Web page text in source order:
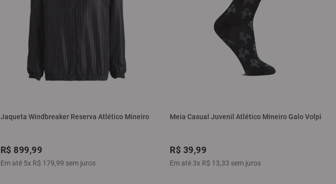
Jaqueta Windbreaker Reserva Atlético Mineiro
R$ 899,99
Em até 5x R$ 179,99 sem juros
Meia Casual Juvenil Atlético Mineiro Galo Volpi
R$ 39,99
Em até 3x R$ 13,33 sem juros